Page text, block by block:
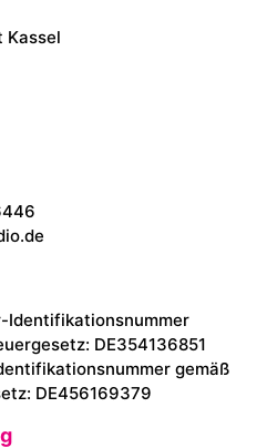
Kassel
Identifikationsnummer
DE354136851
gemäß
DE456169379